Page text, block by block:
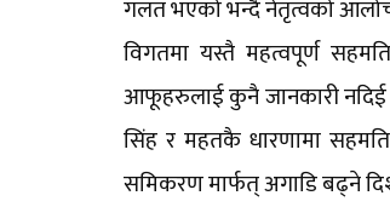
गलत भएको भन्दै नेतृत्वको
विगतमा यस्तै महत्वपूर्ण
आफूहरुलाई कुनै जानकारी नदिई
सिंह र महतकै धारणामा
समिकरण मार्फत् अगाडि बढ्ने